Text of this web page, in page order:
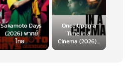
Sakamoto Days
(2026) พากย์
ไทย...
Once Upon a
Time in a
Cinema (2026)...